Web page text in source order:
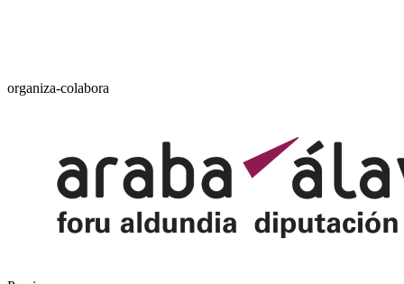
organiza-colabora